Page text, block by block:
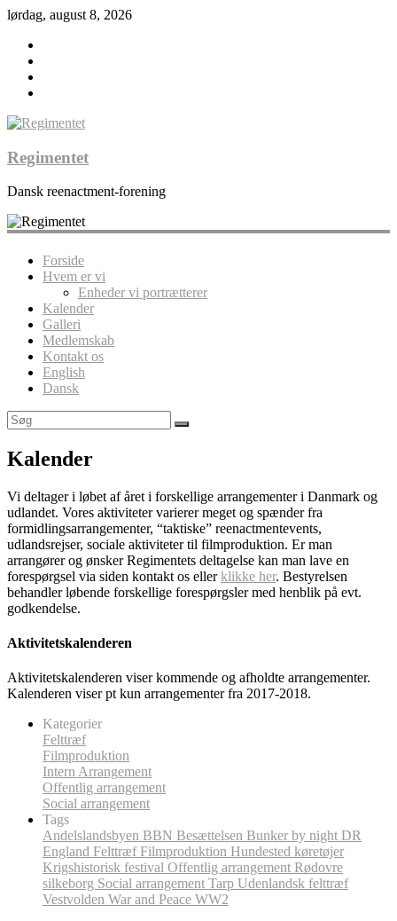
lørdag, august 8, 2026
Regimentet
Dansk reenactment-forening
Forside
Hvem er vi
Enheder vi portrætterer
Kalender
Galleri
Medlemskab
Kontakt os
English
Dansk
Kalender
Vi deltager i løbet af året i forskellige arrangementer i Danmark og
udlandet. Vores aktiviteter varierer meget og spænder fra
formidlingsarrangementer, “taktiske” reenactmentevents,
udlandsrejser, sociale aktiviteter til filmproduktion. Er man
arrangører og ønsker Regimentets deltagelse kan man lave en
forespørgsel via siden kontakt os ellerklikke her. Bestyrelsen
behandler løbende forskellige forespørgsler med henblik på evt.
godkendelse.
Aktivitetskalenderen
Aktivitetskalenderen viser kommende og afholdte arrangementer.
Kalenderen viser pt kun arrangementer fra 2017-2018.
Kategorier
Felttræf
Filmproduktion
Intern Arrangement
Offentlig arrangement
Social arrangement
Tags
Andelslandsbyen BBN Besættelsen Bunker by night DR
England FelttræfFilmproduktion Hundested køretøjer
Krigshistorisk festival Offentlig arrangement Rødovre
silkeborg Social arrangement Tarp Udenlandsk felttræf
Vestvolden War and Peace WW2